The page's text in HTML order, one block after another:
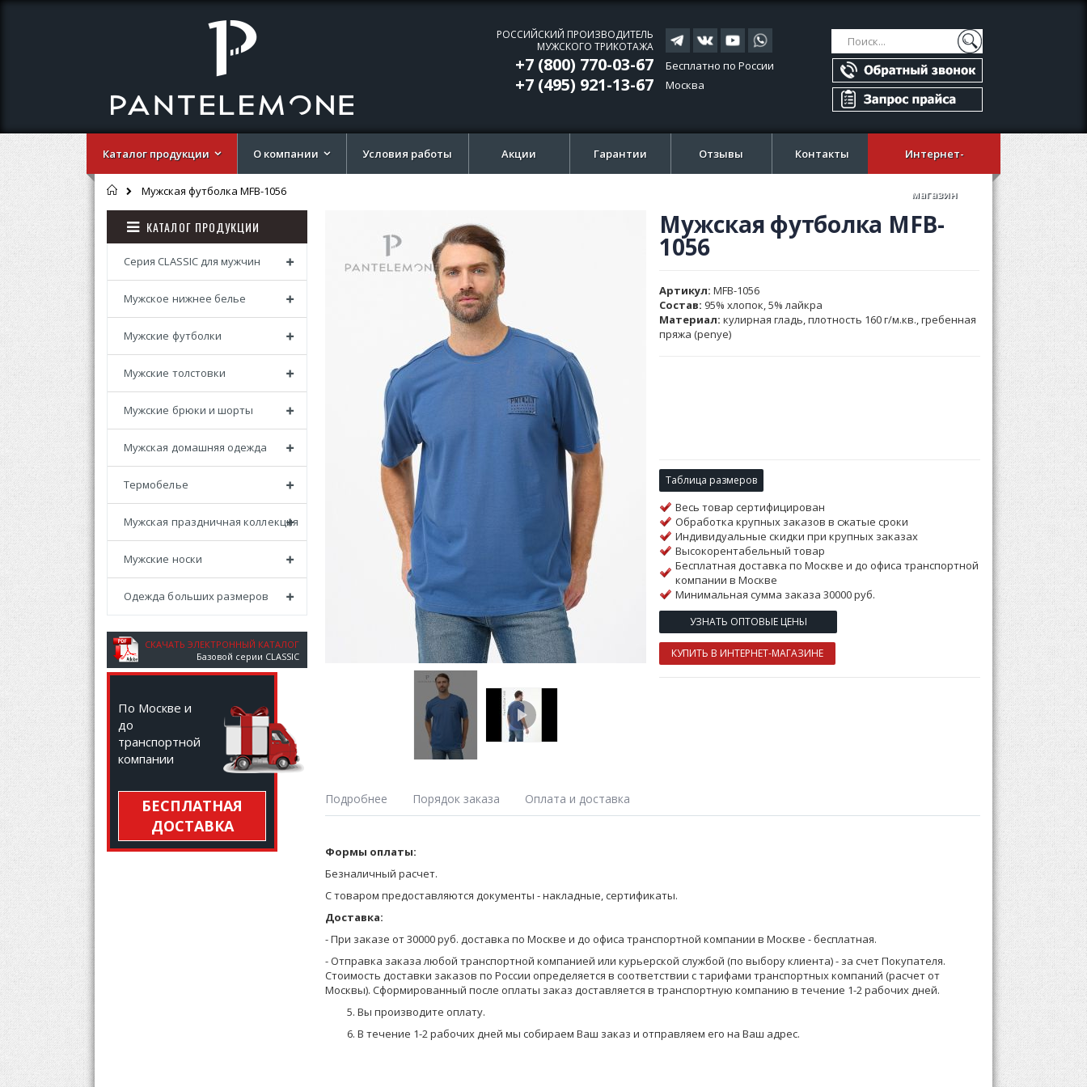
Поиск
Поиск
РОССИЙСКИЙ ПРОИЗВОДИТЕЛЬ
МУЖСКОГО ТРИКОТАЖА
+7 (800) 770-03-67
+7 (495) 921-13-67
Бесплатно по России
Москва
Каталог продукции О компании Условия работы Акции Гарантии Отзывы Контакты Интернет-
магазин
Главная
Мужская футболка MFB-1056
галереи
изображений
галереи
изображений
Мужская футболка MFB-
1056
Артикул MFB-1056
Состав: 95% хлопок, 5% лайкра
Материал: кулирная гладь, плотность 160 г/м.кв., гребенная
пряжа (penye)
Таблица размеров
Весь товар сертифицирован
Обработка крупных заказов в сжатые сроки
Индивидуальные скидки при крупных заказах
Высокорентабельный товар
Бесплатная доставка по Москве и до офиса транспортной
компании в Москве
Минимальная сумма заказа 30000 руб.
УЗНАТЬ ОПТОВЫЕ ЦЕНЫ
КУПИТЬ В ИНТЕРНЕТ-МАГАЗИНЕ
Подробнее
Футболка с втачным рукавом, свободного силуэта, с круглым вырезом горловины. Плечевые швы и швы на рукавах
открытые. На передней детали нашивка с принтом и хольнитеном.
Порядок заказа
Оставьте заявку на получение Прайса любым удобным для Вас способом:
на сайте;
позвоните по телефону 8-800-770-03-67 (бесплатно по России), 8(495) 921-13-67 (Москва) или 8 (916) 58-544-58;
Мы высылаем Вам бланки заказа с ценами на электронную почту.
Вы формируете заказ в бланках (в формате Эксель) и отправляете его менеджеру или формируете заказ по телефону.
Уточняем детали оплаты и доставки, мы предоставляем Вам скидку в зависимости от суммы заказа, Выставляем счет
на оплату.
Вы производите оплату.
В течение 1-2 рабочих дней мы собираем Ваш заказ и отправляем его на Ваш адрес.
Оплата и доставка
Формы оплаты:
Безналичный расчет.
С товаром предоставляются документы - накладные, сертификаты.
Доставка:
- При заказе от 30000 руб. доставка по Москве и до офиса транспортной компании в Москве -бесплатная.
- Отправка заказа любой транспортной компанией или курьерской службой (по выбору клиента) - за счет Покупателя.
Стоимость доставки заказов по России определяется в соответствии с тарифами транспортных компаний (расчет от
Москвы). Сформированный после оплаты заказ доставляется в транспортную компанию в течение 1-2 рабочих дней.
КАТАЛОГ ПРОДУКЦИИ
Серия CLASSIC для мужчин
Мужское нижнее белье
Мужские футболки
Мужские толстовки
Мужские брюки и шорты
Мужская домашняя одежда
Термобелье
Мужская праздничная коллекция
Мужские носки
Одежда больших размеров
СКАЧАТЬ ЭЛЕКТРОННЫЙ КАТАЛОГ
Базовой серии CLASSIC
По Москве и
до
транспортной
компании
БЕСПЛАТНАЯ
ДОСТАВКА